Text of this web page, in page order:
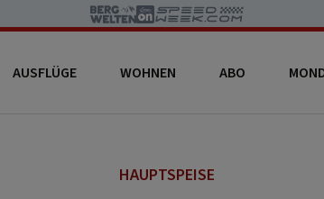
AUSFLÜGE WOHNEN ABO
HAUPTSPEISE